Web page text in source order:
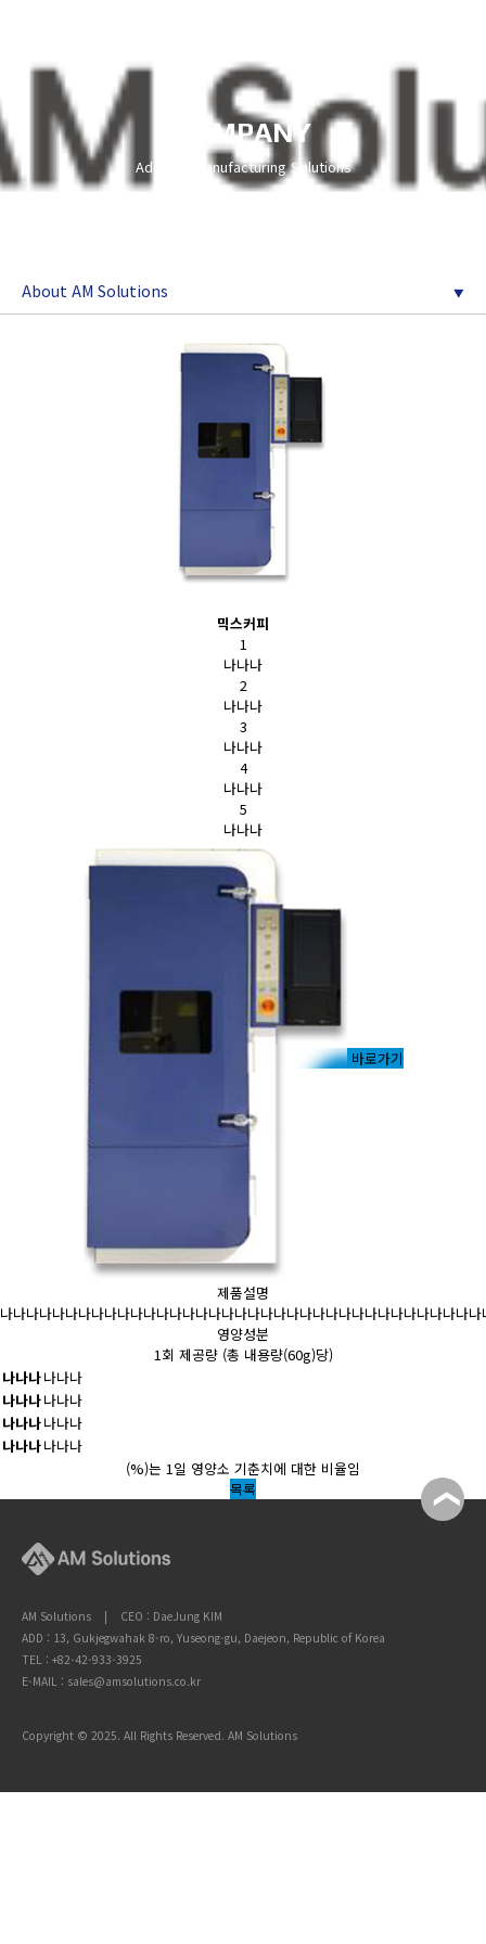
COMPANY
Additive Manufacturing Solutions
About AM Solutions
믹스커피
1
나나나
2
나나나
3
나나나
4
나나나
5
나나나
바로가기
제품설명
나나나나나나나나나나나나나나나나나나나나나나나나나나나나나나나나나나나나
영양성분
1회 제공량 (총 내용량(60g)당)
나나나나나나
나나나나나나
나나나나나나
나나나나나나
(%)는 1일 영양소 기춘치에 대한 비율임
목록
AM Solutions | CEO : DaeJung KIM
ADD : 13, Gukjegwahak 8-ro, Yuseong-gu, Daejeon, Republic of Korea
TEL : +82-42-933-3925
E-MAIL : sales@amsolutions.co.kr
Copyright © 2025. All Rights Reserved. AM Solutions